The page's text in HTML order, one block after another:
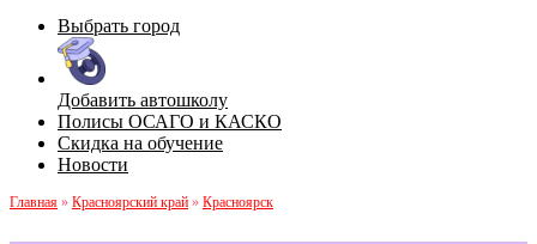
Выбрать город
Добавить автошколу
Полисы ОСАГО и КАСКО
Скидка на обучение
Новости
Главная » Красноярский край » Красноярск